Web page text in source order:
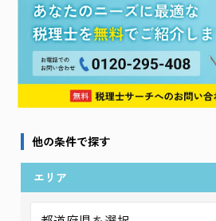
他の条件で探す
エリア